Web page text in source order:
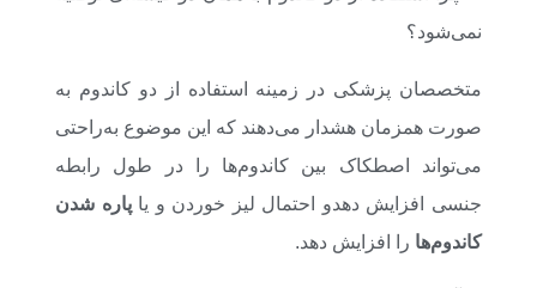
متخصصان پزشکی در زمینه استفاده از دو کاندوم به
صورت همزمان هشدار می‌دهند که این موضوع به‌راحتی
می‌تواند اصطکاک بین کاندوم‌ها را در طول رابطه
جنسی افزایش دهدو احتمال لیز خوردن و یاپاره شدن
کاندوم‌ها را افزایش دهد.